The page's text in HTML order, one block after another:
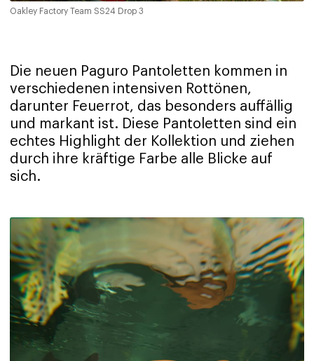
Oakley Factory Team SS24 Drop 3
Die neuen Paguro Pantoletten kommen in
verschiedenen intensiven Rottönen,
darunter Feuerrot, das besonders auffällig
und markant ist. Diese Pantoletten sind ein
echtes Highlight der Kollektion und ziehen
durch ihre kräftige Farbe alle Blicke auf
sich.